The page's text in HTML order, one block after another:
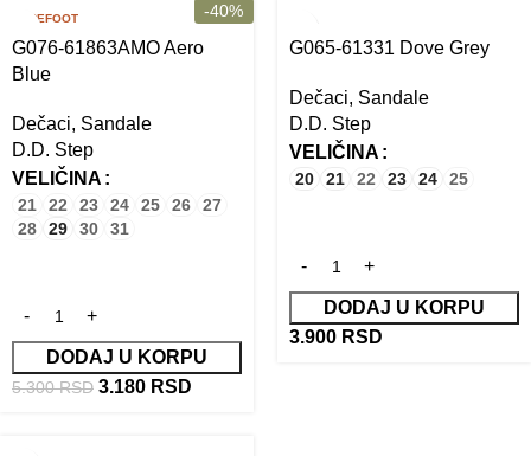
BAREFOOT -40%
G076-61863AMO Aero
Blue
Dečaci, Sandale
D.D. Step
VELIČINA
21 22 23 24 25 26
27
28
29 30 31
DODAJ U KORPU
5.300RSD 3.180 RSD
G065-61331 Dove Grey
Dečaci, Sandale
D.D. Step
VELIČINA
20 21 22 23 24 25
DODAJ U KORPU
3.900 RSD